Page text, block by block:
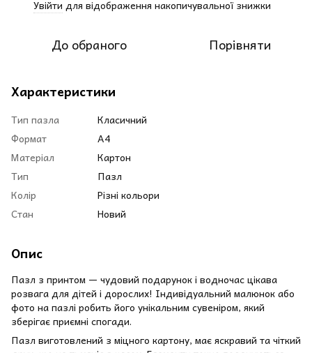
Увійти для відображення накопичувальної знижки
До обраного Порівняти
Характеристики
Тип пазла
Класичний
Формат
A4
Матеріал
Картон
Тип
Пазл
Колір
Різні кольори
Стан
Новий
Опис
Пазл з принтом — чудовий подарунок і водночас цікава
розвага для дітей і дорослих! Індивідуальний малюнок або
фото на пазлі робить його унікальним сувеніром, який
зберігає приємні спогади.
Пазл виготовлений з міцного картону, має яскравий та чіткий